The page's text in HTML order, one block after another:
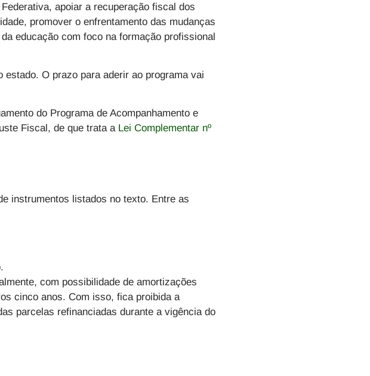
apoiar a recuperação fiscal dos
promover o enfrentamento das mudanças
educação com foco na formação profissional
O prazo para aderir ao programa vai
do Programa de Acompanhamento e
Fiscal, de que trata aLei Complementar nº
instrumentos listados no texto. Entre as
com possibilidade de amortizações
cinco anos. Com isso, fica proibida a
parcelas refinanciadas durante a vigência do